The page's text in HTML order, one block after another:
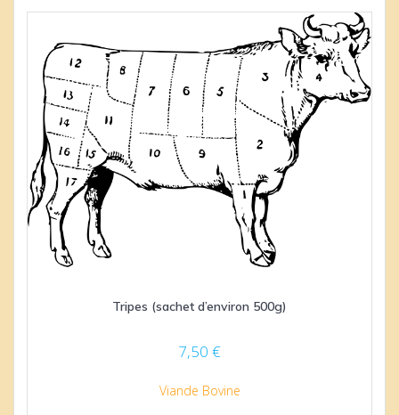
Tripes (sachet d’environ 500g)
7,50 €
Viande Bovine